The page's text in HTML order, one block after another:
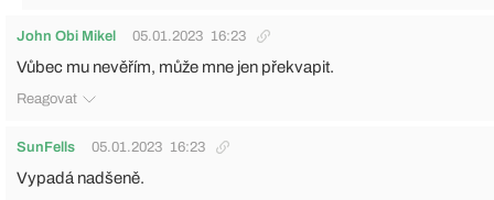
John Obi Mikel 05.01.2023 16:23
Vůbec mu nevěřím, může mne jen překvapit.
Reagovat
SunFells 05.01.2023 16:23
Vypadá nadšeně.